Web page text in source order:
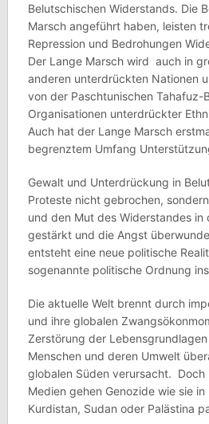
Belutschischen Widerstands. Die
Marsch angeführt haben, leisten
Repression und Bedrohungen
Der Lange Marsch wird auch in
anderen unterdrückten Nationen
von der Paschtunischen Tahafuz-
Organisationen unterdrückter
Auch hat der Lange Marsch
begrenztem Umfang
Gewalt und Unterdrückung in
Proteste nicht gebrochen,
und den Mut des Widerstandes in
gestärkt und die Angst
entsteht eine neue politische
sogenannte politische Ordnung
Die aktuelle Welt brennt durch
und ihre globalen
Zerstörung der
Menschen und deren Umwelt
globalen Süden verursacht. Doch
Medien gehen Genozide wie sie in
Kurdistan, Sudan oder Palästina